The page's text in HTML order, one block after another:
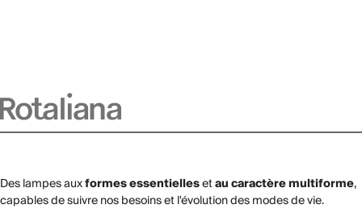
Des lampes auxformes essentiellesetau caractère multiforme,
capables de suivre nos besoins et l'évolution des modes de vie.